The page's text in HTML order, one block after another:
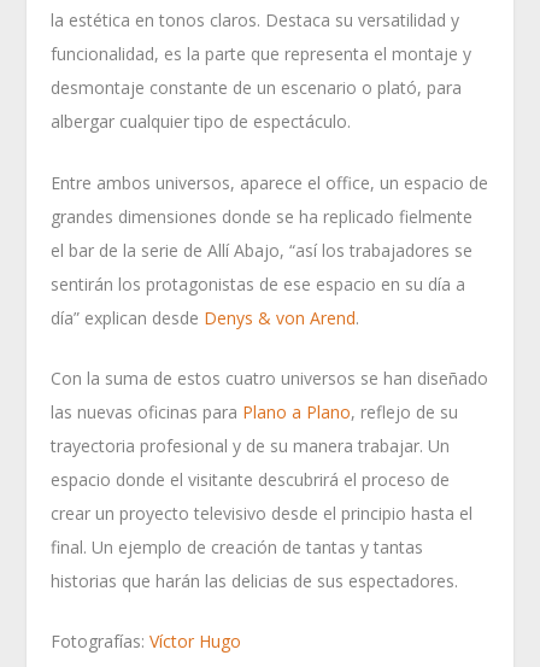
la estética en tonos claros. Destaca su versatilidad y
funcionalidad, es la parte que representa el montaje y
desmontaje constante de un escenario o plató, para
albergar cualquier tipo de espectáculo.
Entre ambos universos, aparece el office, un espacio de
grandes dimensiones donde se ha replicado fielmente
el bar de la serie de Allí Abajo, “así los trabajadores se
sentirán los protagonistas de ese espacio en su día a
día” explican desde Denys & von Arend.
Con la suma de estos cuatro universos se han diseñado
las nuevas oficinas para Plano a Plano, reflejo de su
trayectoria profesional y de su manera trabajar. Un
espacio donde el visitante descubrirá el proceso de
crear un proyecto televisivo desde el principio hasta el
final. Un ejemplo de creación de tantas y tantas
historias que harán las delicias de sus espectadores.
Fotografías:Víctor Hugo